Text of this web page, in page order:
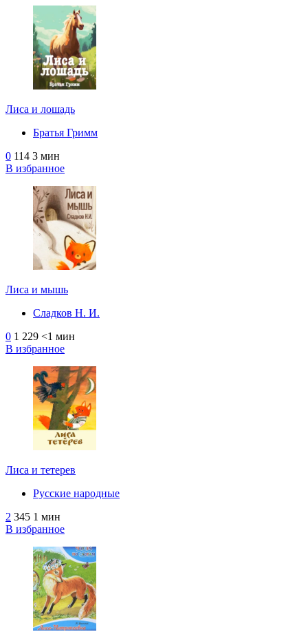
Лиса и лошадь
Братья Гримм
0 114 3 мин
В избранное
Лиса и мышь
Сладков Н. И.
0 1 229 <1 мин
В избранное
Лиса и тетерев
Русские народные
2 345 1 мин
В избранное